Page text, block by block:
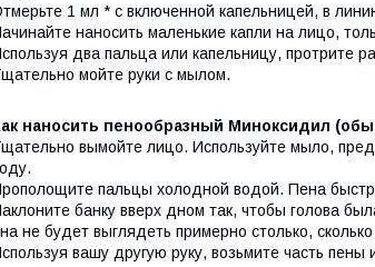
1 мл * с включенной капельницей, в
наносить маленькие капли на лицо,
два пальца или капельницу, протрите
мойте руки с мылом.
наносить пенообразный Миноксидил
вымойте лицо. Используйте мыло,
пальцы холодной водой. Пена
банку вверх дном так, чтобы голова
не будет выглядеть примерно столько,
вашу другую руку, возьмите часть